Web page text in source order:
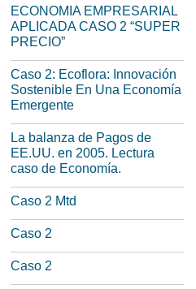
ECONOMIA EMPRESARIAL
APLICADA CASO 2 “SUPER
PRECIO”
Caso 2: Ecoflora: Innovación
Sostenible En Una Economía
Emergente
La balanza de Pagos de
EE.UU. en 2005. Lectura
caso de Economía.
Caso 2 Mtd
Caso 2
Caso 2